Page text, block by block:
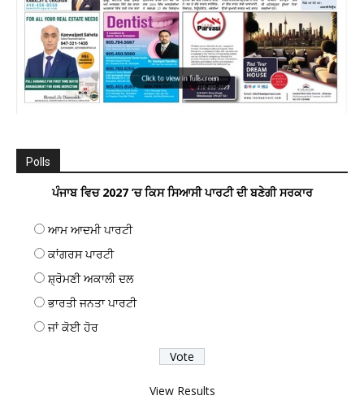
Polls
ਪੰਜਾਬ ਵਿਚ 2027 ’ਚ ਕਿਸ ਸਿਆਸੀ ਪਾਰਟੀ ਦੀ ਬਣੇਗੀ ਸਰਕਾਰ
ਆਮ ਆਦਮੀ ਪਾਰਟੀ
ਕਾਂਗਰਸ ਪਾਰਟੀ
ਸ਼੍ਰੋਮਣੀ ਅਕਾਲੀ ਦਲ
ਭਾਰਤੀ ਜਨਤਾ ਪਾਰਟੀ
ਜਾਂ ਕੋਈ ਹੋਰ
View Results